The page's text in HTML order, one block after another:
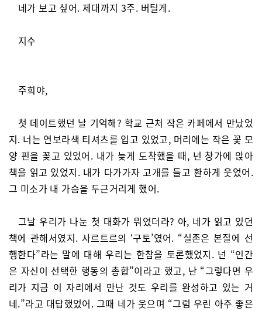
네가 보고 싶어. 제대까지 3주. 버틸게.
지수
주희야,
첫 데이트했던 날 기억해? 학교 근처 작은 카페에서 만났었
지. 너는 연보라색 티셔츠를 입고 있었고, 머리에는 작은 꽃 모
양 핀을 꽂고 있었어. 내가 늦게 도착했을 때, 넌 창가에 앉아
책을 읽고 있었지. 내가 다가가자 고개를 들고 환하게 웃었어.
그 미소가 내 가슴을 두근거리게 했어.
그날 우리가 나눈 첫 대화가 뭐였더라? 아, 네가 읽고 있던
책에 관해서였지. 사르트르의 ‘구토’였어. “실존은 본질에 선
행한다”라는 말에 대해 우리는 한참을 토론했었지. 넌 “인간
은 자신이 선택한 행동의 총합”이라고 했고, 난 “그렇다면 우
리가 지금 이 자리에서 만난 것도 우리를 완성하고 있는 거
네.”라고 대답했었어. 그때 네가 웃으며 “그럼 우린 아주 좋은